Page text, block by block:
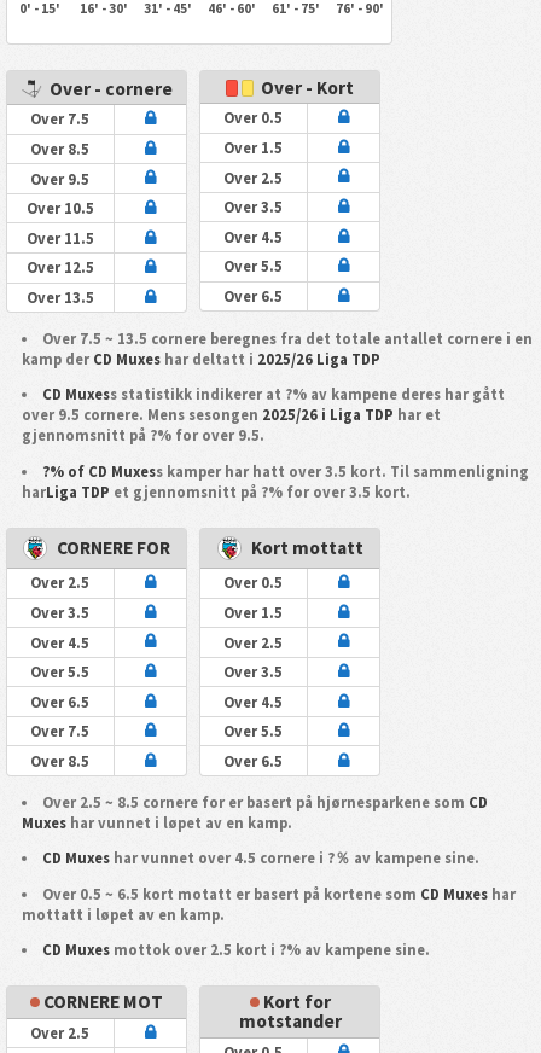
0' - 15' 16' - 30' 31' - 45' 46' - 60' 61' - 75' 76' - 90'
Over - cornere
Over 7.5
Over 8.5
Over 9.5
Over 10.5
Over 11.5
Over 12.5
Over 13.5
Over - Kort
Over 0.5
Over 1.5
Over 2.5
Over 3.5
Over 4.5
Over 5.5
Over 6.5
Over 7.5 ~ 13.5 cornere beregnes fra det totale antallet cornere i en
kamp der CD Muxeshar deltatt i 2025/26 Liga TDP
CD Muxess statistikk indikerer at ?% av kampene deres har gått
over 9.5 cornere. Mens sesongen 2025/26 i Liga TDP har et
gjennomsnitt på ?% for over 9.5.
?% of CD Muxess kamper har hatt over 3.5 kort. Til sammenligning
harLiga TDP et gjennomsnitt på ?% for over 3.5 kort.
CORNERE FOR
Over 2.5
Over 3.5
Over 4.5
Over 5.5
Over 6.5
Over 7.5
Over 8.5
Kort mottatt
Over 0.5
Over 1.5
Over 2.5
Over 3.5
Over 4.5
Over 5.5
Over 6.5
Over 2.5 ~ 8.5 cornere for er basert på hjørnesparkene som CD
Muxeshar vunnet i løpet av en kamp.
CD Muxes har vunnet over 4.5 cornere i ?％ av kampene sine.
Over 0.5 ~ 6.5 kort motatt er basert på kortene som CD Muxes har
mottatt i løpet av en kamp.
CD Muxes mottok over 2.5 kort i ?% av kampene sine.
CORNERE MOT
Over 2.5
Kort for
motstander